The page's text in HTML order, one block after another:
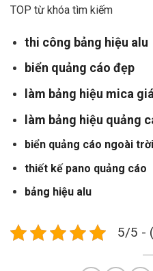
TOP từ khóa tìm kiếm
thi công bảng hiệu alu
biển quảng cáo đẹp
làm bảng hiệu mica
làm bảng hiệu quảng
biển quảng cáo ngoài trời
thiết kế pano quảng cáo
bảng hiệu alu
5/5 -